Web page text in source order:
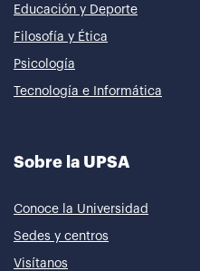
Educación y Deporte
Filosofía y Ética
Psicología
Tecnología e Informática
Sobre la UPSA
Conoce la Universidad
Sedes y centros
Visítanos